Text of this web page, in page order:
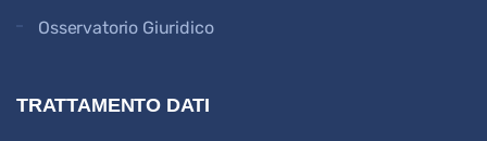
Osservatorio Giuridico
TRATTAMENTO DATI